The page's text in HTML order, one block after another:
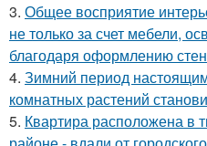
3. Общее восприятие
не только за счет мебели,
благодаря оформлению
4. Зимний период
комнатных растений
5. Квартира расположена в